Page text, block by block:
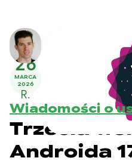
26
MARCA
2026
R.
Wiadomości o
Trzecia
Androida